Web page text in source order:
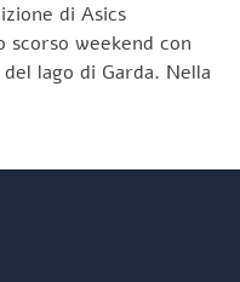
di Asics
scorso weekend con
lago di Garda. Nella